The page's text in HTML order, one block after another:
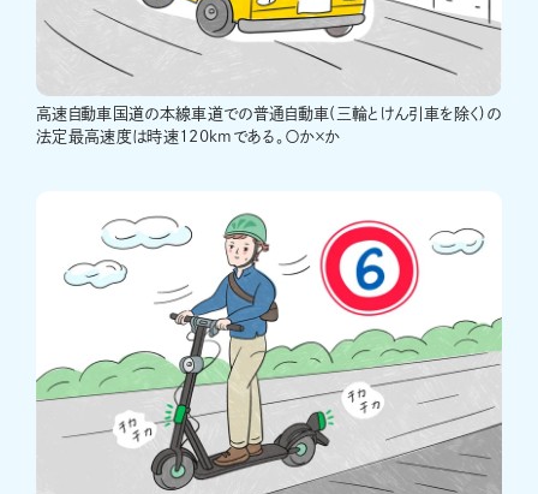
高速自動車国道の本線車道での普通自動車(三輪とけん引車を除く)の
法定最高速度は時速120kmである。〇か×か